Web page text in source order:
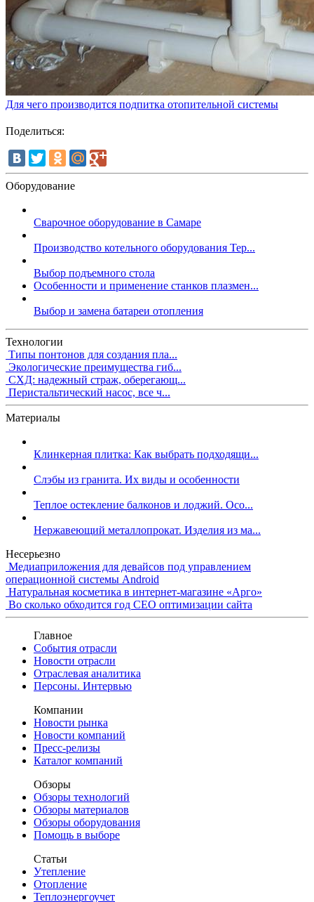
Для чего производится подпитка отопительной системы
Поделиться:
Оборудование
Сварочное оборудование в Самаре
Производство котельного оборудования Тер...
Выбор подъемного стола
Особенности и применение станков плазмен...
Выбор и замена батареи отопления
Технологии
Типы понтонов для создания пла...
Экологические преимущества гиб...
СХД: надежный страж, оберегающ...
Перистальтический насос, все ч...
Материалы
Клинкерная плитка: Как выбрать подходящи...
Слэбы из гранита. Их виды и особенности
Теплое остекление балконов и лоджий. Осо...
Нержавеющий металлопрокат. Изделия из ма...
Несерьезно
Медиаприложения для девайсов под управлением
операционной системы Android
Натуральная косметика в интернет-магазине «Арго»
Во сколько обходится год СЕО оптимизации сайта
Главное
События отрасли
Новости отрасли
Отраслевая аналитика
Персоны. Интервью
Компании
Новости рынка
Новости компаний
Пресс-релизы
Каталог компаний
Обзоры
Обзоры технологий
Обзоры материалов
Обзоры оборудования
Помощь в выборе
Статьи
Утепление
Отопление
Теплоэнергоучет